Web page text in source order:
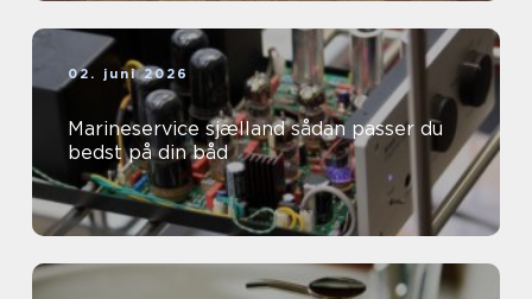
02. juni 2026
Marineservice sjælland sådan passer du
bedst på din båd